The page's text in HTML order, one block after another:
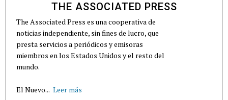
THE ASSOCIATED PRESS
The Associated Press es una cooperativa de
noticias independiente, sin fines de lucro, que
presta servicios a periódicos y emisoras
miembros en los Estados Unidos y el resto del
mundo.
El Nuevo... Leer más